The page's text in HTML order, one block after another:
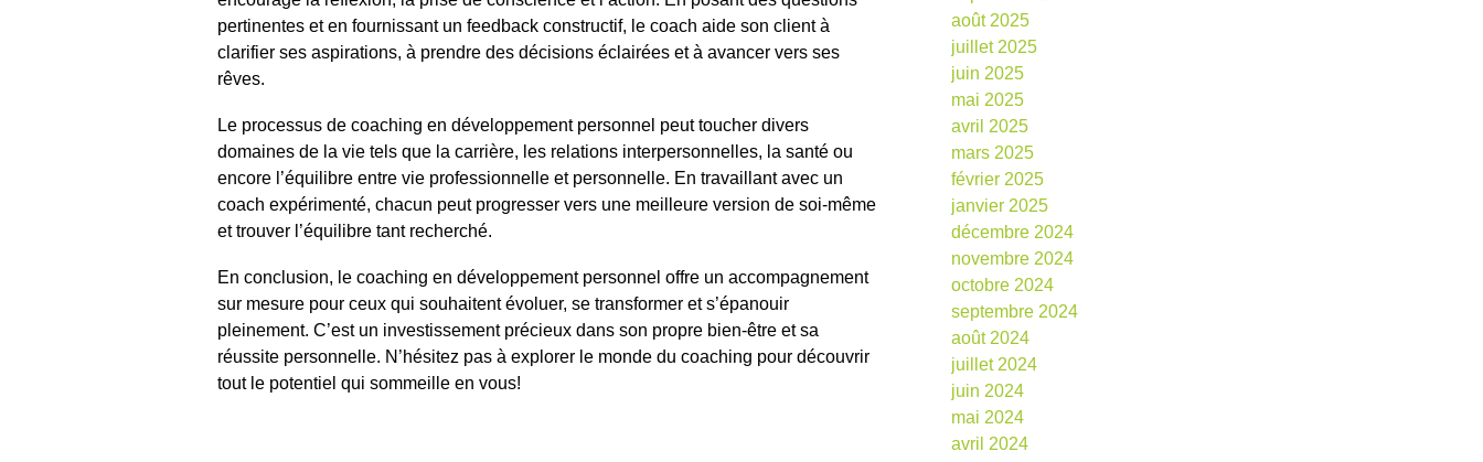
pertinentes et en fournissant un feedback constructif, le coach aide son client à
clarifier ses aspirations, à prendre des décisions éclairées et à avancer vers ses
rêves.
Le processus de coaching en développement personnel peut toucher divers
domaines de la vie tels que la carrière, les relations interpersonnelles, la santé ou
encore l’équilibre entre vie professionnelle et personnelle. En travaillant avec un
coach expérimenté, chacun peut progresser vers une meilleure version de soi-même
et trouver l’équilibre tant recherché.
En conclusion, le coaching en développement personnel offre un accompagnement
sur mesure pour ceux qui souhaitent évoluer, se transformer et s’épanouir
pleinement. C’est un investissement précieux dans son propre bien-être et sa
réussite personnelle. N’hésitez pas à explorer le monde du coaching pour découvrir
tout le potentiel qui sommeille en vous!
août 2025
juillet 2025
juin 2025
mai 2025
avril 2025
mars 2025
février 2025
janvier 2025
décembre 2024
novembre 2024
octobre 2024
septembre 2024
août 2024
juillet 2024
juin 2024
mai 2024
avril 2024